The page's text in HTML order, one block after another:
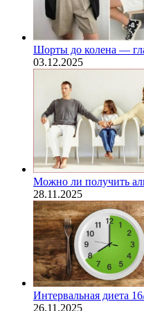
Шорты до колена —
03.12.2025
Можно ли получить
28.11.2025
Интервальная диета
26.11.2025